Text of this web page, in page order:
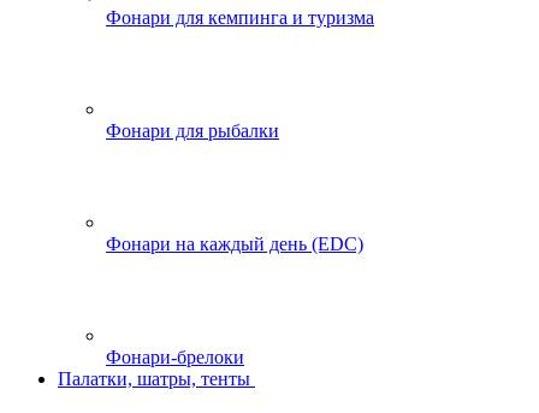
Фонари для кемпинга и туризма
Фонари для рыбалки
Фонари на каждый день (EDC)
Фонари-брелоки
Палатки, шатры, тенты